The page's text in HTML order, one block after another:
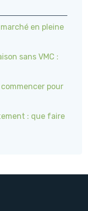
marché en pleine
sans VMC :
pour
: que faire